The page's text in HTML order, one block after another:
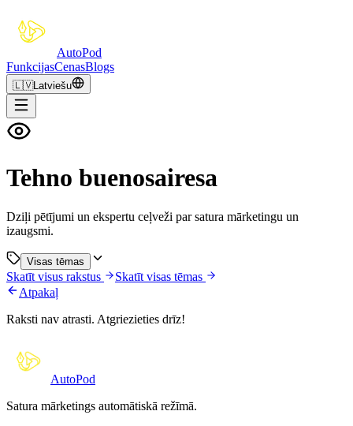
AutoPod
FunkcijasCenasBlogs
🇱🇻Latviešu
Tehno buenosairesa
Dziļi pētījumi un ekspertu ceļveži par satura mārketingu un
izaugsmi.
Visas tēmas
Skatīt visus rakstus
Skatīt visas tēmas
Atpakaļ
Raksti nav atrasti. Atgriezieties drīz!
AutoPod
Satura mārketings automātiskā režīmā.